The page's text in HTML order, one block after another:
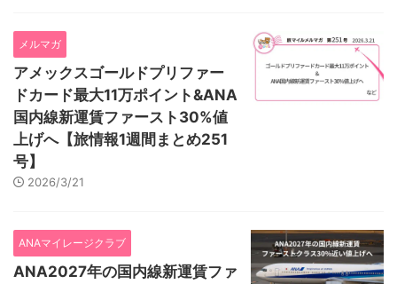
メルマガ
アメックスゴールドプリファー
ドカード最大11万ポイント&ANA
国内線新運賃ファースト30%値
上げへ【旅情報1週間まとめ251
号】
2026/3/21
ANAマイレージクラブ
ANA2027年の国内線新運賃ファ